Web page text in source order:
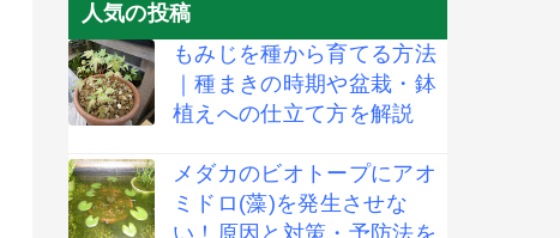
人気の投稿
もみじを種から育てる方法
｜種まきの時期や盆栽・鉢
植えへの仕立て方を解説
メダカのビオトープにアオ
ミドロ(藻)を発生させな